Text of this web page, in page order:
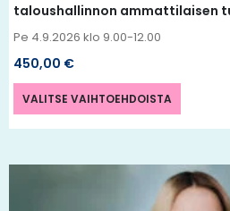
taloushallinnon ammattilaisen
Pe 4.9.2026 klo 9.00-12.00
450,00 €
VALITSE VAIHTOEHDOISTA
Tällä